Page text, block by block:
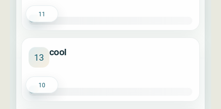
11
13 cool
10